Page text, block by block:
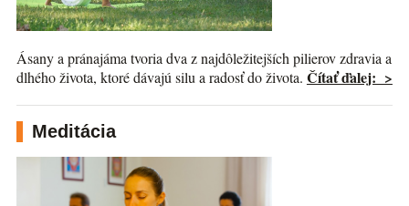
Ásany a pránajáma tvoria dva z najdôležitejších pilierov zdravia a
dlhého života, ktoré dávajú silu a radosť do života. Čítať ďalej: >
Meditácia